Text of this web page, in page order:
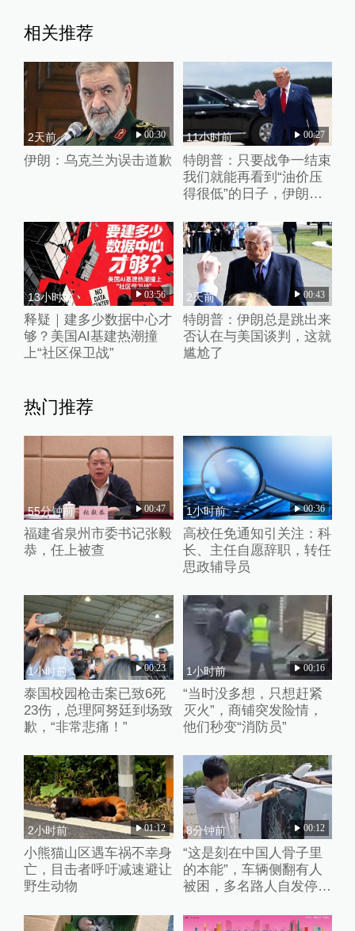
相关推荐
2天前 00:30
伊朗：乌克兰为误击道歉
11小时前 00:27
特朗普：只要战争一结束
我们就能再看到“油价压
得很低”的日子，伊朗撑
13小时前 03:56
释疑｜建多少数据中心才
够？美国AI基建热潮撞
上“社区保卫战”
2天前 00:43
特朗普：伊朗总是跳出来
否认在与美国谈判，这就
尴尬了
热门推荐
55分钟前 00:47
福建省泉州市委书记张毅
恭，任上被查
1小时前 00:36
高校任免通知引关注：科
长、主任自愿辞职，转任
思政辅导员
1小时前 00:23
泰国校园枪击案已致6死
23伤，总理阿努廷到场致
歉，“非常悲痛！”
1小时前 00:16
“当时没多想，只想赶紧
灭火”，商铺突发险情，
他们秒变“消防员”
2小时前 01:12
小熊猫山区遇车祸不幸身
亡，目击者呼吁减速避让
野生动物
8分钟前 00:12
“这是刻在中国人骨子里
的本能”，车辆侧翻有人
被困，多名路人自发停车